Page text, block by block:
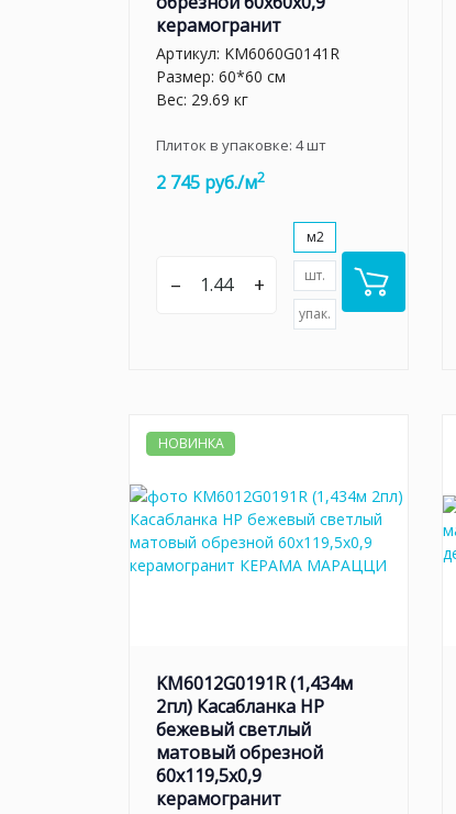
керамогранит
Артикул: KM6060G0141R
Размер: 60*60 см
Вес: 29.69 кг
Плиток в упаковке: 4шт
2 745 руб./м2
– +
м2
шт.
упак.
НОВИНКА
KM6012G0191R (1,434м
2пл) Касабланка HP
бежевый светлый
матовый обрезной
60x119,5x0,9
керамогранит